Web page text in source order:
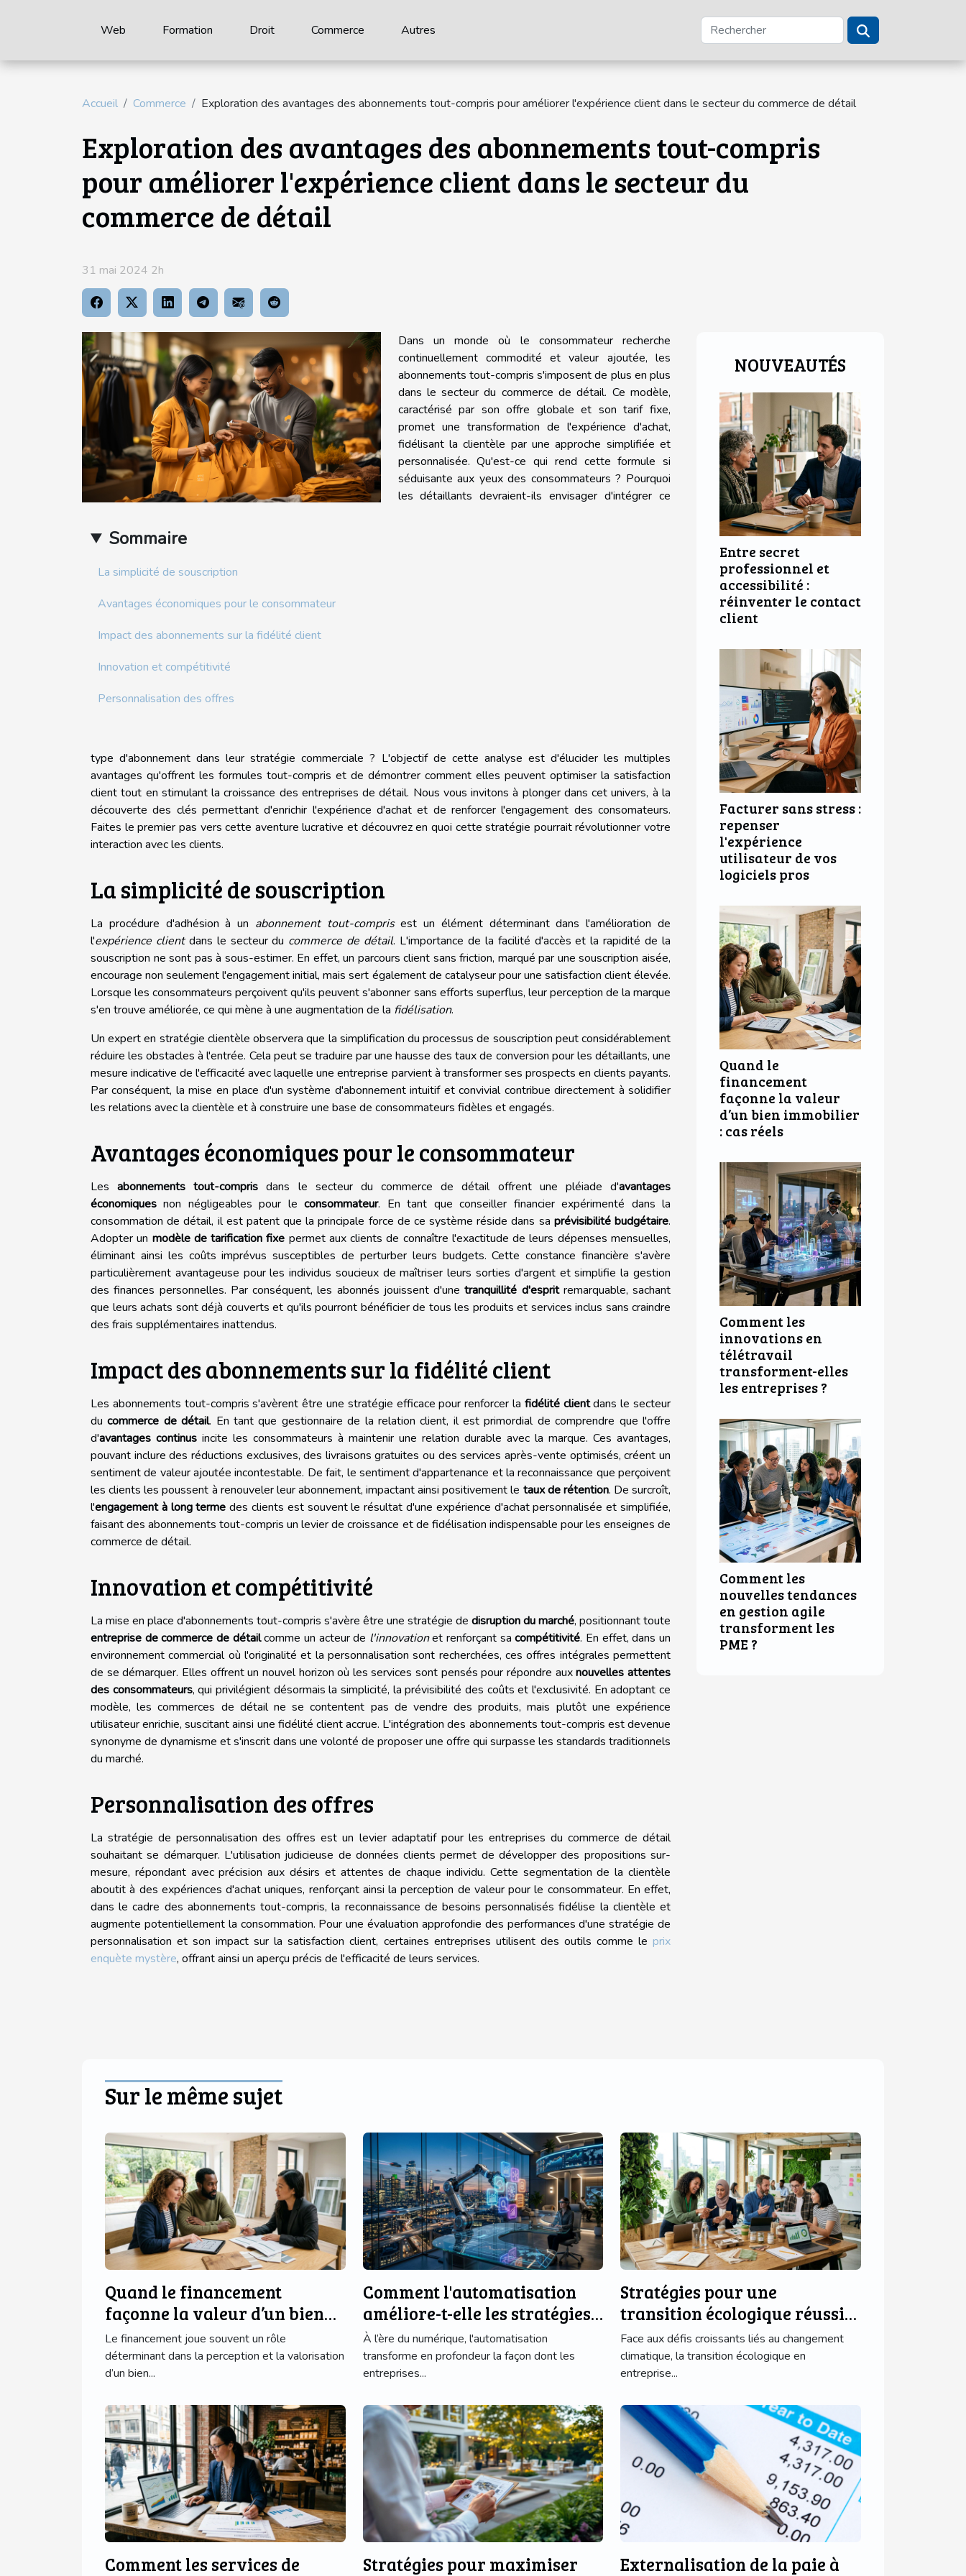
Web Formation Droit Commerce Autres
Accueil Commerce Exploration des avantages des abonnements tout-compris pour améliorer l'expérience client dans le secteur du commerce de détail
Exploration des avantages des abonnements tout-compris
pour améliorer l'expérience client dans le secteur du
commerce de détail
31 mai 2024 2h
Sommaire
La simplicité de souscription
Avantages économiques pour le consommateur
Impact des abonnements sur la fidélité client
Innovation et compétitivité
Personnalisation des offres
Dans un monde où le consommateur recherche
continuellement commodité et valeur ajoutée, les
abonnements tout-compris s'imposent de plus en plus
dans le secteur du commerce de détail. Ce modèle,
caractérisé par son offre globale et son tarif fixe,
promet une transformation de l'expérience d'achat,
fidélisant la clientèle par une approche simplifiée et
personnalisée. Qu'est-ce qui rend cette formule si
séduisante aux yeux des consommateurs ? Pourquoi
les détaillants devraient-ils envisager d'intégrer ce
type d'abonnement dans leur stratégie commerciale ? L'objectif de cette analyse est d'élucider les multiples
avantages qu'offrent les formules tout-compris et de démontrer comment elles peuvent optimiser la satisfaction
client tout en stimulant la croissance des entreprises de détail. Nous vous invitons à plonger dans cet univers, à la
découverte des clés permettant d'enrichir l'expérience d'achat et de renforcer l'engagement des consomateurs.
Faites le premier pas vers cette aventure lucrative et découvrez en quoi cette stratégie pourrait révolutionner votre
interaction avec les clients.
La simplicité de souscription
La procédure d'adhésion à un abonnement tout-comprisest un élément déterminant dans l'amélioration de
l'expérience clientdans le secteur du commerce de détail. L'importance de la facilité d'accès et la rapidité de la
souscription ne sont pas à sous-estimer. En effet, un parcours client sans friction, marqué par une souscription aisée,
encourage non seulement l'engagement initial, mais sert également de catalyseur pour une satisfaction client élevée.
Lorsque les consommateurs perçoivent qu'ils peuvent s'abonner sans efforts superflus, leur perception de la marque
s'en trouve améliorée, ce qui mène à une augmentation de la fidélisation.
Un expert en stratégie clientèle observera que la simplification du processus de souscription peut considérablement
réduire les obstacles à l'entrée. Cela peut se traduire par une hausse des taux de conversion pour les détaillants, une
mesure indicative de l'efficacité avec laquelle une entreprise parvient à transformer ses prospects en clients payants.
Par conséquent, la mise en place d'un système d'abonnement intuitif et convivial contribue directement à solidifier
les relations avec la clientèle et à construire une base de consommateurs fidèles et engagés.
Avantages économiques pour le consommateur
Lesabonnements tout-compris dans le secteur du commerce de détail offrent une pléiade d'avantages
économiques non négligeables pour leconsommateur. En tant que conseiller financier expérimenté dans la
consommation de détail, il est patent que la principale force de ce système réside dans sa prévisibilité budgétaire.
Adopter un modèle de tarification fixe permet aux clients de connaître l'exactitude de leurs dépenses mensuelles,
éliminant ainsi les coûts imprévus susceptibles de perturber leurs budgets. Cette constance financière s'avère
particulièrement avantageuse pour les individus soucieux de maîtriser leurs sorties d'argent et simplifie la gestion
des finances personnelles. Par conséquent, les abonnés jouissent d'unetranquillité d'espritremarquable, sachant
que leurs achats sont déjà couverts et qu'ils pourront bénéficier de tous les produits et services inclus sans craindre
des frais supplémentaires inattendus.
Impact des abonnements sur la fidélité client
Les abonnements tout-compris s'avèrent être une stratégie efficace pour renforcer la fidélité clientdans le secteur
ducommerce de détail. En tant que gestionnaire de la relation client, il est primordial de comprendre que l'offre
d'avantages continus incite les consommateurs à maintenir une relation durable avec la marque. Ces avantages,
pouvant inclure des réductions exclusives, des livraisons gratuites ou des services après-vente optimisés, créent un
sentiment de valeur ajoutée incontestable. De fait, le sentiment d'appartenance et la reconnaissance que perçoivent
les clients les poussent à renouveler leur abonnement, impactant ainsi positivement le taux de rétention. De surcroît,
l'engagement à long terme des clients est souvent le résultat d'une expérience d'achat personnalisée et simplifiée,
faisant des abonnements tout-compris un levier de croissance et de fidélisation indispensable pour les enseignes de
commerce de détail.
Innovation et compétitivité
La mise en place d'abonnements tout-compris s'avère être une stratégie de disruption du marché, positionnant toute
entreprise de commerce de détailcomme un acteur de l'innovationet renforçant sacompétitivité. En effet, dans un
environnement commercial où l'originalité et la personnalisation sont recherchées, ces offres intégrales permettent
de se démarquer. Elles offrent un nouvel horizon où les services sont pensés pour répondre auxnouvelles attentes
des consommateurs, qui privilégient désormais la simplicité, la prévisibilité des coûts et l'exclusivité. En adoptant ce
modèle, les commerces de détail ne se contentent pas de vendre des produits, mais plutôt une expérience
utilisateur enrichie, suscitant ainsi une fidélité client accrue. L'intégration des abonnements tout-compris est devenue
synonyme de dynamisme et s'inscrit dans une volonté de proposer une offre qui surpasse les standards traditionnels
du marché.
Personnalisation des offres
La stratégie de personnalisation des offres est un levier adaptatif pour les entreprises du commerce de détail
souhaitant se démarquer. L'utilisation judicieuse de données clients permet de développer des propositions sur-
mesure, répondant avec précision aux désirs et attentes de chaque individu. Cette segmentation de la clientèle
aboutit à des expériences d'achat uniques, renforçant ainsi la perception de valeur pour le consommateur. En effet,
dans le cadre des abonnements tout-compris, la reconnaissance de besoins personnalisés fidélise la clientèle et
augmente potentiellement la consommation. Pour une évaluation approfondie des performances d'une stratégie de
personnalisation et son impact sur la satisfaction client, certaines entreprises utilisent des outils comme le prix
enquète mystère, offrant ainsi un aperçu précis de l'efficacité de leurs services.
NOUVEAUTÉS
Entre secret
professionnel et
accessibilité :
réinventer le contact
client
Facturer sans stress :
repenser
l'expérience
utilisateur de vos
logiciels pros
Quand le
financement
façonne la valeur
d’un bien immobilier
: cas réels
Comment les
innovations en
télétravail
transforment-elles
les entreprises ?
Comment les
nouvelles tendances
en gestion agile
transforment les
PME ?
Sur le même sujet
Quand le financement
façonne la valeur d’un bien
immobilier : cas réels
Le financement joue souvent un rôle
déterminant dans la perception et la valorisation
d’un bien...
Comment l'automatisation
améliore-t-elle les stratégies
marketing ?
À l’ère du numérique, l'automatisation
transforme en profondeur la façon dont les
entreprises...
Stratégies pour une
transition écologique réussie
en entreprise
Face aux défis croissants liés au changement
climatique, la transition écologique en
entreprise...
Comment les services de
Stratégies pour maximiser
Externalisation de la paie à